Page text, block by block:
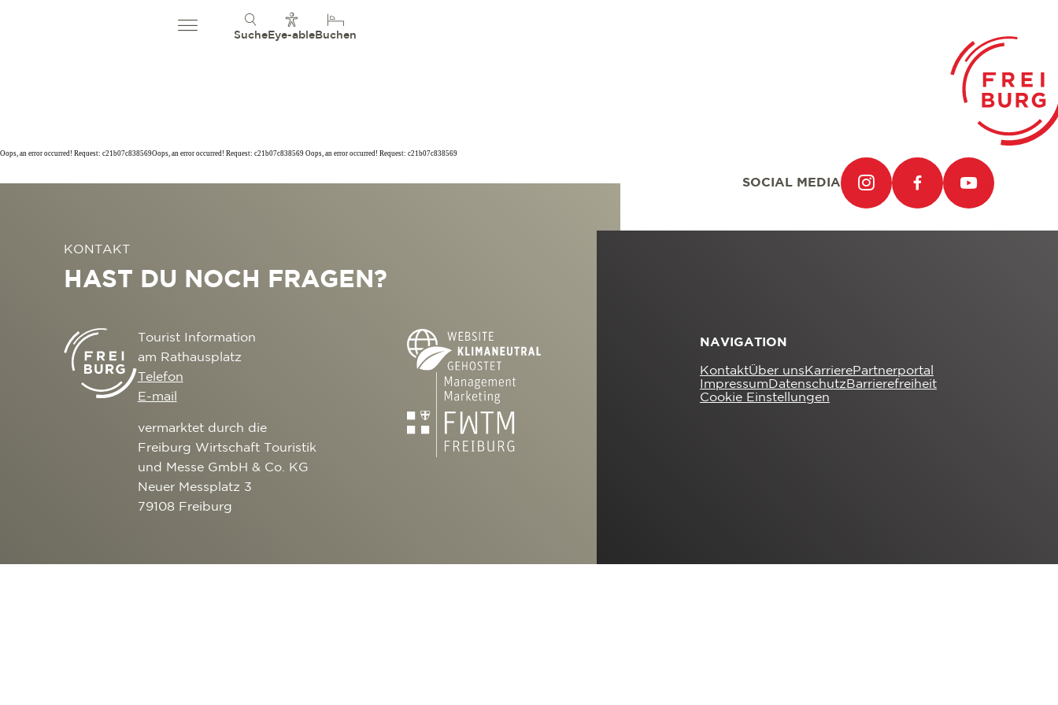
Suche Eye-able Buchen
Oops, an error occurred! Request: c21b07c838569Oops, an error occurred! Request: c21b07c838569 Oops, an error occurred! Request: c21b07c838569
SOCIAL MEDIA
KONTAKT
HAST DU NOCH FRAGEN?
Tourist Information
am Rathausplatz
Telefon
E-mail
vermarktet durch die
Freiburg Wirtschaft Touristik
und Messe GmbH & Co. KG
Neuer Messplatz 3
79108 Freiburg
NAVIGATION
KontaktÜber uns KarrierePartnerportal
Impressum Datenschutz Barrierefreiheit
Cookie Einstellungen